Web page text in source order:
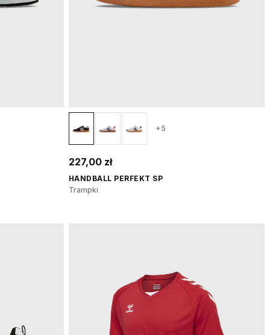
+5
227,00 zł
HANDBALL PERFEKT SP
Trampki